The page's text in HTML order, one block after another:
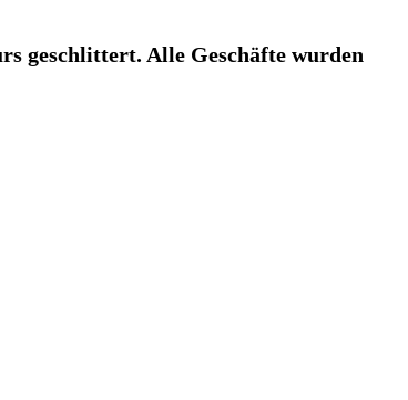
geschlittert. Alle Geschäfte wurden